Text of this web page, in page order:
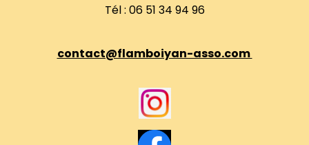
Tél : 06 51 34 94 96
contact@flamboiyan-asso.com